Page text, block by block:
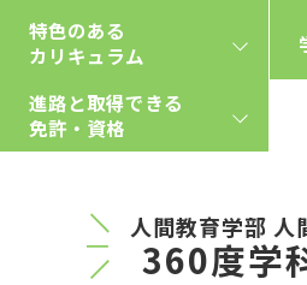
特色のある
カリキュラム
進路と取得できる
免許・資格
人間教育学部 人
360度学